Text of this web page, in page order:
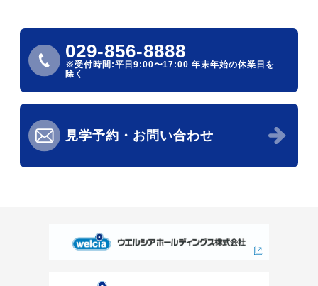
029-856-8888
※受付時間:平日9:00〜17:00年末年始の休業日を
除く
見学予約・お問い合わせ